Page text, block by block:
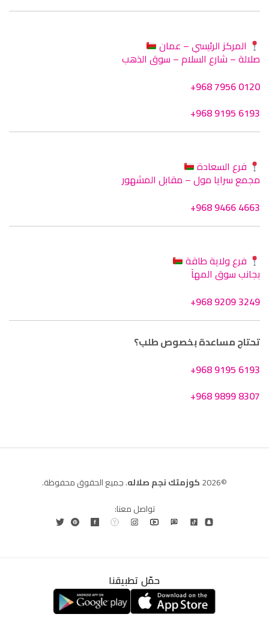
المركز الرئيسي – عمان
صلالة – شارع السلام – سوق الذهب
+968 7956 0120
+968 9195 6193
فرع السعادة
مجمع سرايا مول – مقابل المشهور
+968 9466 4663
فرع ولاية طاقة
بجانب سوق المهآ
+968 9209 3249
تحتاج مساعدة بخصوص طلب؟
+968 9195 6193
+968 9899 8307
©2026 كوزمتك نجم صلاله. جميع الحقوق محفوظة.
تواصل معنا:
حمّل تطبيقنا